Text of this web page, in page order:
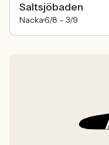
Saltsjöbaden
Nacka6/8 – 3/9